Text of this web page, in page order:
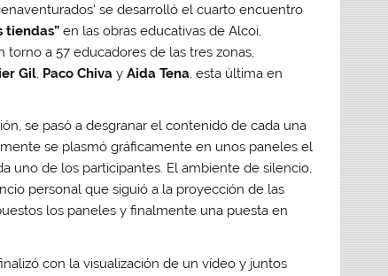
se desarrolló el cuarto encuentro
tiendas”en las obras educativas de Alcoi,
torno a 57 educadores de las tres zonas,
Gil, Paco Chiva yAida Tena, esta última en
se pasó a desgranar el contenido de cada una
se plasmó gráficamente en unos paneles el
uno de los participantes. El ambiente de silencio,
personal que siguió a la proyección de las
los paneles y finalmente una puesta en
con la visualización de un vídeo y juntos